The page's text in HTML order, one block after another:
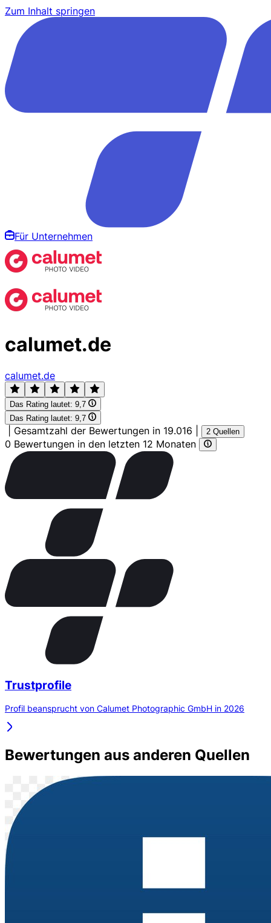
Zum Inhalt springen
Für Unternehmen
calumet.de
calumet.de
Das Rating lautet: 9,7
Das Rating lautet: 9,7
Gesamtzahl der Bewertungen in 19.016 2 Quellen
0 Bewertungen in den letzten 12 Monaten
Trustprofile
Profil beansprucht von Calumet Photographic GmbH in 2026
Bewertungen aus anderen Quellen